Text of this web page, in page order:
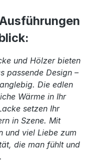
und Hölzer bieten
passende Design –
Die edlen
Wärme in Ihr
setzen Ihr
in Szene. Mit
und viel Liebe zum
die man fühlt und